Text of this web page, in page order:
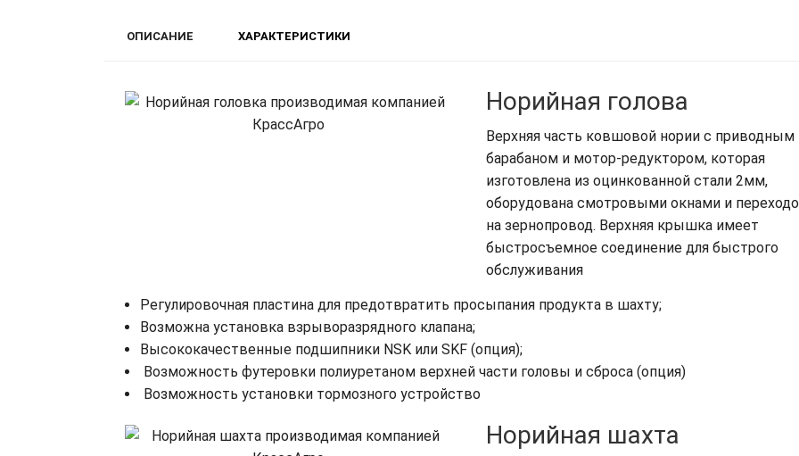
ОПИСАНИЕ ХАРАКТЕРИСТИКИ
Норийная голова
Верхняя часть ковшовой нории с приводным
барабаном и мотор-редуктором, которая
изготовлена из оцинкованной стали 2мм,
оборудована смотровыми окнами и
на зернопровод. Верхняя крышка имеет
быстросъемное соединение для быстрого
обслуживания
Регулировочная пластина для предотвратить просыпания продукта в шахту;
Возможна установка взрыворазрядного клапана;
Высококачественные подшипники NSK или SKF (опция);
Возможность футеровки полиуретаном верхней части головы и сброса (опция)
Возможность установки тормозного устройство
Норийная шахта